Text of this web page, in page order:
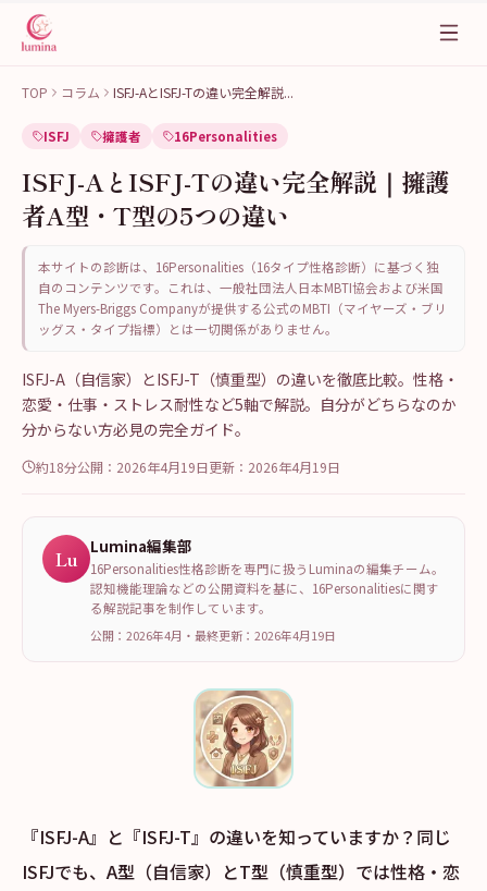
TOP コラム ISFJ-AとISFJ-Tの違い完全解説...
ISFJ 擁護者 16Personalities
ISFJ-AとISFJ-Tの違い完全解説｜擁護
者A型・T型の5つの違い
本サイトの診断は、16Personalities（16タイプ性格診断）に基づく独
自のコンテンツです。これは、一般社団法人日本MBTI協会および米国
The Myers-Briggs Companyが提供する公式のMBTI（マイヤーズ・ブリ
ッグス・タイプ指標）とは一切関係がありません。
ISFJ-A（自信家）とISFJ-T（慎重型）の違いを徹底比較。性格・
恋愛・仕事・ストレス耐性など5軸で解説。自分がどちらなのか
分からない方必見の完全ガイド。
約18分公開： 2026年4月19日更新： 2026年4月19日
Lu Lumina編集部
16Personalities性格診断を専門に扱うLuminaの編集チーム。
認知機能理論などの公開資料を基に、16Personalitiesに関す
る解説記事を制作しています。
公開：2026年4月 ・ 最終更新： 2026年4月19日
『ISFJ-A』と『ISFJ-T』の違いを知っていますか？同じ
ISFJでも、A型（自信家）とT型（慎重型）では性格・恋